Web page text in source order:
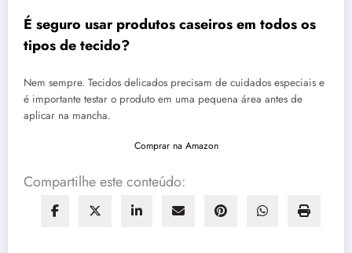
É seguro usar produtos caseiros em todos os
tipos de tecido?
Nem sempre. Tecidos delicados precisam de cuidados especiais e
é importante testar o produto em uma pequena área antes de
aplicar na mancha.
Comprar na Amazon
Compartilhe este conteúdo: